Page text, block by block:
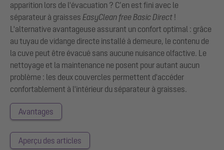
apparition lors de l'évacuation ? C’en est fini avec le
séparateur à graisses EasyClean free Basic Direct !
L'alternative avantageuse assurant un confort optimal : grâce
au tuyau de vidange directe installé à demeure, le contenu de
la cuve peut être évacué sans aucune nuisance olfactive. Le
nettoyage et la maintenance ne posent pour autant aucun
problème : les deux couvercles permettent d'accéder
confortablement à l'intérieur du séparateur à graisses.
Avantages
Aperçu des articles